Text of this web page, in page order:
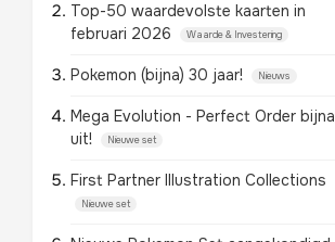
Top-50 waardevolste kaarten in
februari 2026
Waarde & Investering
Pokemon (bijna) 30 jaar! Nieuws
Mega Evolution - Perfect Order bijna
uit!
Nieuwe set
First Partner Illustration Collections
Nieuwe set